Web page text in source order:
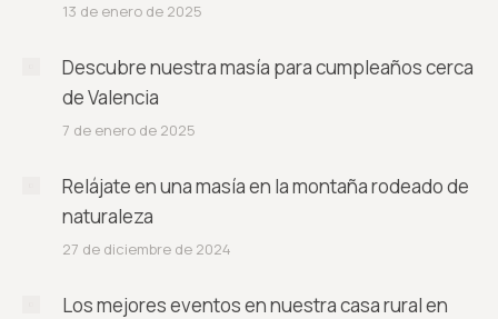
13 de enero de 2025
Descubre nuestra masía para cumpleaños cerca
de Valencia
7 de enero de 2025
Relájate en una masía en la montaña rodeado de
naturaleza
27 de diciembre de 2024
Los mejores eventos en nuestra casa rural en